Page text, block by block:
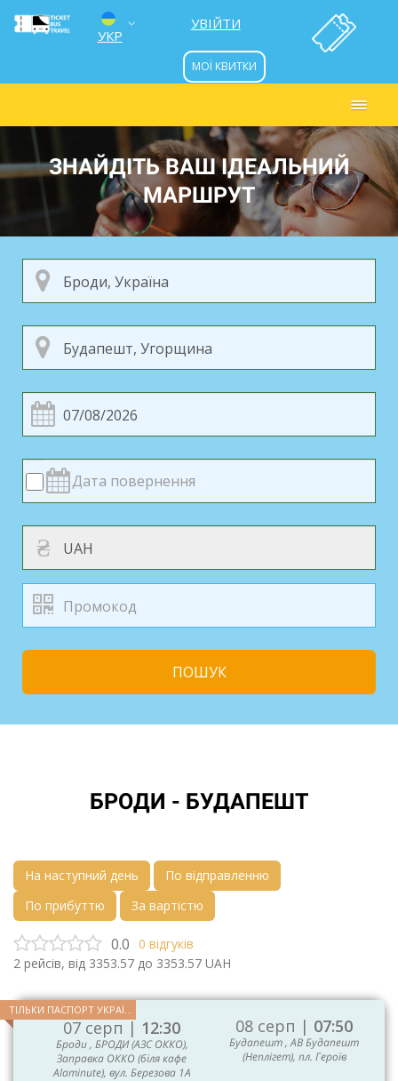
УКР
ENG
РУС
УВІЙТИ
МОЇ КВИТКИ
ЗНАЙДІТЬ ВАШ ІДЕАЛЬНИЙ
МАРШРУТ
₴
ПОШУК
БРОДИ - БУДАПЕШТ
На наступний день
По відправленню
По прибуттю
За вартістю
0.0 0 відгуків
2 рейсів, від 3353.57 до 3353.57 UAH
07 серп | 12:30
Броди , БРОДИ (АЗС ОККО),
Заправка ОККО (біля кафе
Alaminute), вул. Березова 1А
ТІЛЬКИ ПАСПОРТ УКРАЇНИ ТА ЄС
08 серп | 07:50
Будапешт , АВ Будапешт
(Неплігет), пл. Героїв